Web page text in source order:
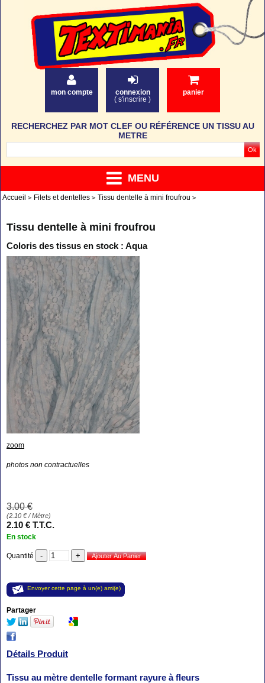
mon compte
connexion
( s'inscrire )
panier
MENU
RECHERCHEZ PAR MOT CLEF OU RÉFÉRENCE UN TISSU AU
METRE
Accueil Filets et dentelles Tissu dentelle à mini froufrou
Tissu dentelle à mini froufrou
Coloris des tissus en stock : Aqua
zoom
photos non contractuelles
3.00 €
(2.10 €/ Mètre)
2.10 € T.T.C.
En stock
Quantité
Envoyer cette page à un(e) ami(e)
Partager
Détails Produit
Tissu au mètre dentelle formant rayure à fleurs